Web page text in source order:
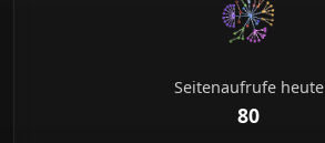
Seitenaufrufe heute
80